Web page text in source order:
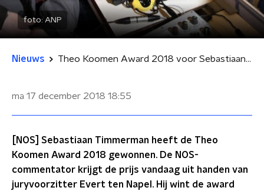
foto: ANP
Nieuws Theo Koomen Award 2018 voor Sebastiaan Timmerman
ma 17 december 2018 18:55
[NOS] Sebastiaan Timmerman heeft de Theo
Koomen Award 2018 gewonnen. De NOS-
commentator krijgt de prijs vandaag uit handen van
juryvoorzitter Evert ten Napel. Hij wint de award